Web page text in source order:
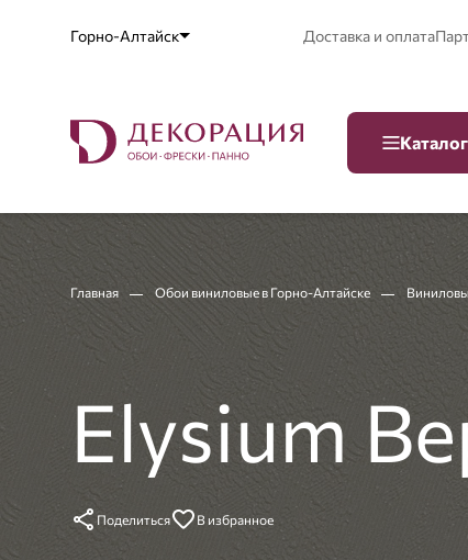
Горно-Алтайск Доставка и оплата
Каталог
Главная Обои виниловые в Горно-Алтайске
Elysium
Поделиться В избранное